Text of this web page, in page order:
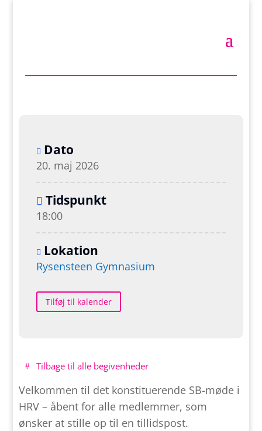
Dato
20. maj 2026
Tidspunkt
18:00
Lokation
Rysensteen Gymnasium
Tilføj til kalender
Tilbage til alle begivenheder
Velkommen til det konstituerende SB-møde i
HRV – åbent for alle medlemmer, som
ønsker at stille op til en tillidspost.